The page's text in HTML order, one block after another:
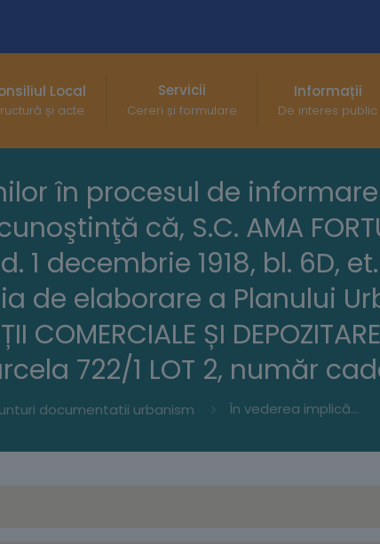
Local
și acte
Servicii
Cereri și formulare
Informații
De interes public
în procesul de
că, S.C. AMA
decembrie 1918, bl. 6D,
de elaborare a Planului
COMERCIALE ȘI
722/1 LOT 2, număr
documentatii urbanism În vederea implicării cetățenilor în procesul de informare publică a unui Plan Urbanistic Zonal, aducem la cunoştinţă că, S.C. AMA FORTUNA SPORTS S.R.L., cu sediul social în Mun. Buzău, bd. 1 decembrie 1918, bl. 6D, et. 1, ap. 7, jud. Buzău, a demarat etapa privind intenția de elaborare a Planului Urbanistic Zonal pentru „AUTORIZARE CONSTRUIRE SPAȚII COMERCIALE ȘI DEPOZITARE“ în intravilanul mun. Buzău, tarlaua 41, parcela 722/1 LOT 2, număr cadastral 71709